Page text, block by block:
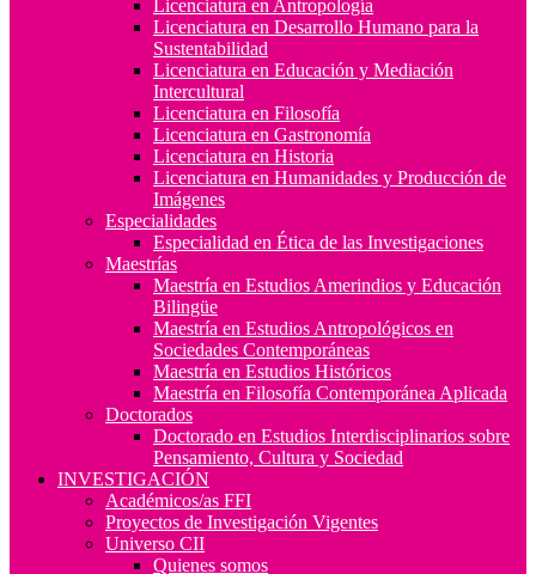
Licenciatura en Antropología
Licenciatura en Desarrollo Humano para la
Sustentabilidad
Licenciatura en Educación y Mediación
Intercultural
Licenciatura en Filosofía
Licenciatura en Gastronomía
Licenciatura en Historia
Licenciatura en Humanidades y Producción de
Imágenes
Especialidades
Especialidad en Ética de las Investigaciones
Maestrías
Maestría en Estudios Amerindios y Educación
Bilingüe
Maestría en Estudios Antropológicos en
Sociedades Contemporáneas
Maestría en Estudios Históricos
Maestría en Filosofía Contemporánea Aplicada
Doctorados
Doctorado en Estudios Interdisciplinarios sobre
Pensamiento, Cultura y Sociedad
INVESTIGACIÓN
Académicos/as FFI
Proyectos de Investigación Vigentes
Universo CII
Quienes somos